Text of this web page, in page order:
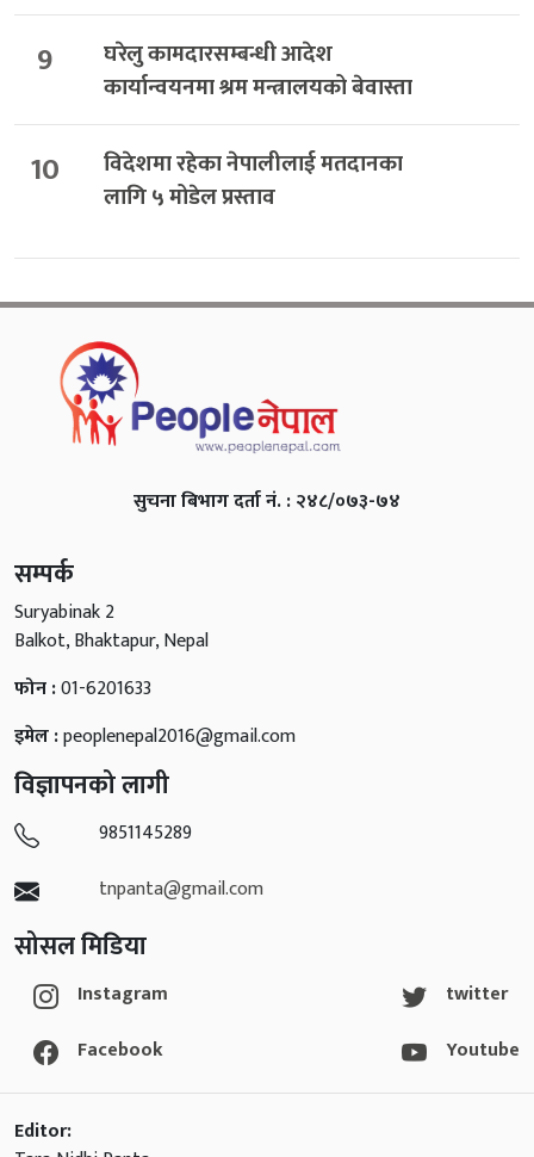
9
घरेलु कामदारसम्बन्धी आदेश
कार्यान्वयनमा श्रम मन्त्रालयको बेवास्ता
10
विदेशमा रहेका नेपालीलाई मतदानका
लागि ५ मोडेल प्रस्ताव
सुचना बिभाग दर्ता नं. : २४८/०७३-७४
सम्पर्क
Suryabinak 2
Balkot, Bhaktapur, Nepal
फोन :01-6201633
इमेल :peoplenepal2016@gmail.com
विज्ञापनको लागी
9851145289
tnpanta@gmail.com
सोसल मिडिया
Instagram
Facebook
twitter
Youtube
Editor: